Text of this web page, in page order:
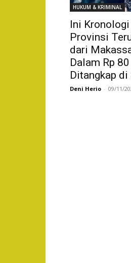
HUKUM & KRIMINAL
Ini
Provinsi
dari
Dalam Rp
Ditangkap di
Deni Herio - 09/11/